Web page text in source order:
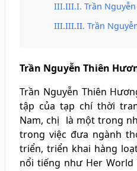
Trần Nguyễn Thiên
Trần Nguyễn Thiên Hương
Trần Nguyễn Thiên
Trần Nguyễn Thiên
tập của tạp chí thời
Nam, chị là một trong
trong việc đưa ngành
triển, triển khai hàng
nổi tiếng như Her World